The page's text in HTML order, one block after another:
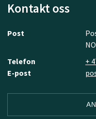
Kontakt oss
Post
Telefon
+
E-post